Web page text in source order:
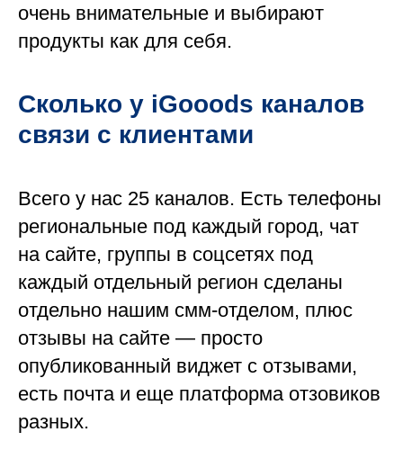
очень внимательные и выбирают
продукты как для себя.
Сколько у iGooods каналов
связи с клиентами
Всего у нас 25 каналов. Есть телефоны
региональные под каждый город, чат
на сайте, группы в соцсетях под
каждый отдельный регион сделаны
отдельно нашим смм-отделом, плюс
отзывы на сайте — просто
опубликованный виджет с отзывами,
есть почта и еще платформа отзовиков
разных.